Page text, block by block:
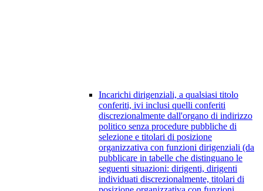
Incarichi dirigenziali, a qualsiasi titolo
conferiti, ivi inclusi quelli conferiti
discrezionalmente dall'organo di indirizzo
politico senza procedure pubbliche di
selezione e titolari di posizione
organizzativa con funzioni dirigenziali (da
pubblicare in tabelle che distinguano le
seguenti situazioni: dirigenti, dirigenti
individuati discrezionalmente, titolari di